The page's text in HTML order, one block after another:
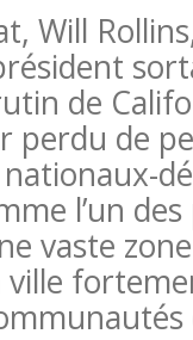
Will
de
perdu de
l’un
vaste